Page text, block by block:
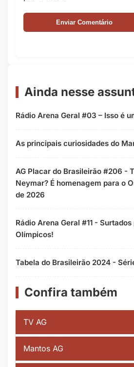
Ainda nesse
Rádio Arena Geral #03 – Isso é
As principais curiosidades do
AG Placar do Brasileirão #206 -
Neymar? É homenagem para o
de 2026
Rádio Arena Geral #11 -
Olímpicos!
Tabela do Brasileirão 2024 -
Confira também
TV AG
Mantos AG